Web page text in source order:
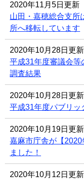
2020年11月5日更新
山田・嘉穂総合支所
所へ移転しています
2020年10月28日更新
平成31年度審議会等
調査結果
2020年10月28日更新
平成31年度パブリッ
2020年10月19日更新
嘉麻市庁舎が【
ました！
2020年10月12日更新